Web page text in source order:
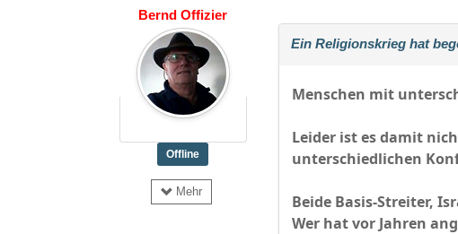
Bernd Offizier
Offline
Mehr
Ein Religionskrieg hat
Menschen mit
Leider ist es damit
unterschiedlichen
Beide Basis-Streiter,
Wer hat vor Jahren